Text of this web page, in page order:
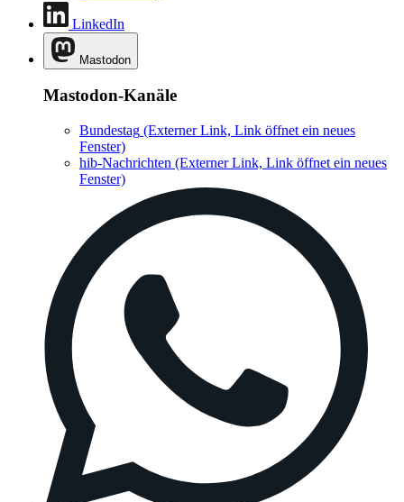
LinkedIn
Mastodon
Mastodon-Kanäle
Bundestag (Externer Link, Link öffnet ein neues
Fenster)
hib-Nachrichten (Externer Link, Link öffnet ein neues
Fenster)